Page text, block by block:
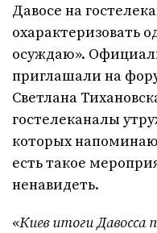
Давосе на
охарактеризовать
осуждаю».
приглашали на
Светлана
гостелеканалы
которых
есть такое
ненавидеть.
«Киев итоги Давосса